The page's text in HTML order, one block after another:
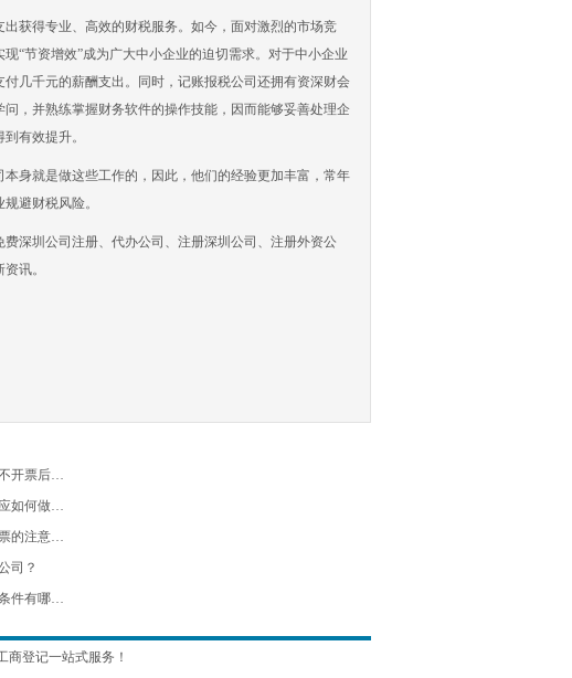
获得专业、高效的财税服务。如今，面对激烈的市场竞
“节资增效”成为广大中小企业的迫切需求。对于中小企业
几千元的薪酬支出。同时，记账报税公司还拥有资深财会
，并熟练掌握财务软件的操作技能，因而能够妥善处理企
有效提升。
就是做这些工作的，因此，他们的经验更加丰富，常年
避财税风险。
深圳公司注册、代办公司、注册深圳公司、注册外资公
讯。
天津代理记账税务师提醒不开票后果很严重
深圳代理记账：生产企业应如何做账？
西安代理记账有关购领发票的注意事项
司？
上海企业所得税核定征收条件有哪些？
商登记一站式服务！